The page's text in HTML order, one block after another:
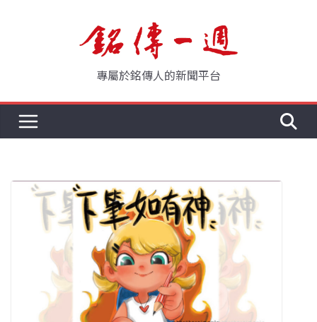
專屬於銘傳人的新聞平台